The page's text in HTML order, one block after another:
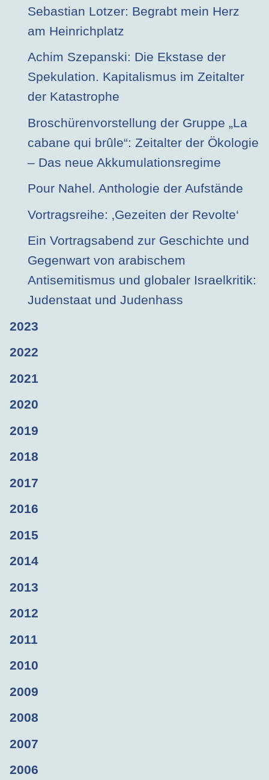
Sebastian Lotzer: Begrabt mein Herz
am Heinrichplatz
Achim Szepanski: Die Ekstase der
Spekulation. Kapitalismus im Zeitalter
der Katastrophe
Broschürenvorstellung der Gruppe „La
cabane qui brûle“: Zeitalter der Ökologie
– Das neue Akkumulationsregime
Pour Nahel. Anthologie der Aufstände
Vortragsreihe: ‚Gezeiten der Revolte‘
Ein Vortragsabend zur Geschichte und
Gegenwart von arabischem
Antisemitismus und globaler Israelkritik:
Judenstaat und Judenhass
2023
2022
2021
2020
2019
2018
2017
2016
2015
2014
2013
2012
2011
2010
2009
2008
2007
2006